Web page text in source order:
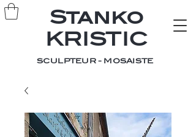
Stanko
KRISTIC
SCULPTEUR - MOSAISTE